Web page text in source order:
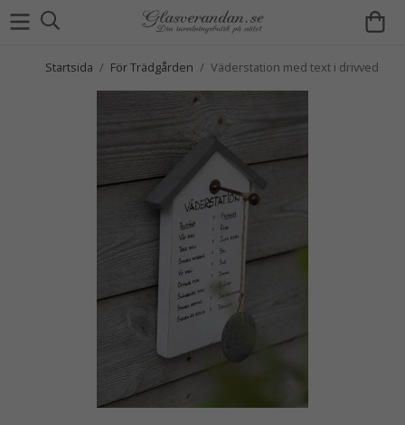
Startsida / För Trädgården / Väderstation med text i drivved